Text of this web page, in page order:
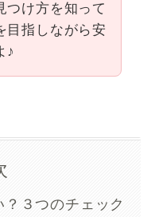
つけ方を知って
目指しながら安
♪
３つのチェック